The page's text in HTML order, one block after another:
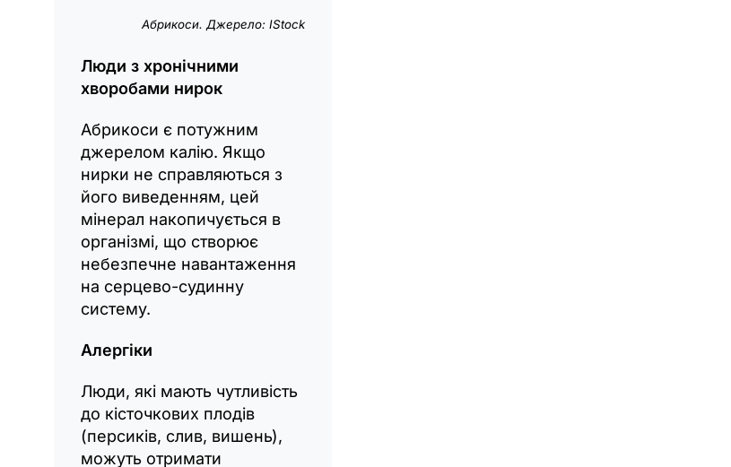
Абрикоси. Джерело: IStock
Люди з хронічними
хворобами нирок
Абрикоси є потужним
джерелом калію. Якщо
нирки не справляються з
його виведенням, цей
мінерал накопичується в
організмі, що створює
небезпечне навантаження
на серцево-судинну
систему.
Алергіки
Люди, які мають чутливість
до кісточкових плодів
(персиків, слив, вишень),
можуть отримати